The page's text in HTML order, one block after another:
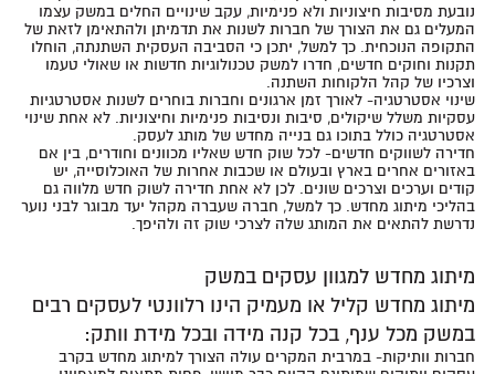
נובעת מסיבות חיצוניות ולא פנימיות, עקב שינויים החלים במשק עצמו
המעלים גם את הצורך של חברות לשנות את תדמיתן ולהתאימן לזאת של
התקופה הנוכחית. כך למשל, יתכן כי הסביבה העסקית השתנתה, הוחלו
תקנות וחוקים חדשים, חדרו למשק טכנולוגיות חדשות או שאולי טעמו
וצרכיו של קהל הלקוחות השתנה.
שינוי אסטרטגיה- לאורך זמן ארגונים וחברות בוחרים לשנות אסטרטגיות
עסקיות משלל שיקולים, סיבות ונסיבות פנימיות וחיצוניות. לא אחת שינוי
אסטרטגיה כולל בתוכו גם בנייה מחדש של מותג לעסק.
חדירה לשווקים חדשים- לכל שוק חדש שאליו מכוונים וחודרים, בין אם
באזורים אחרים בארץ ובעולם או שכבות אחרות של האוכלוסייה, יש
קודים וערכים וצרכים שונים. לכן לא אחת חדירה לשוק חדש מלווה גם
בהליכי מיתוג מחדש. כך למשל, חברה שעברה מקהל יעד מבוגר לבני נוער
נדרשת להתאים את המותג שלה לצרכי שוק זה ולהיפך.
מיתוג מחדש למגוון עסקים במשק
מיתוג מחדש קליל או מעמיק הינו רלוונטי לעסקים רבים
במשק מכל ענף, בכל קנה מידה ובכל מידת וותק:
חברות וותיקות- במרבית המקרים עולה הצורך למיתוג מחדש בקרב